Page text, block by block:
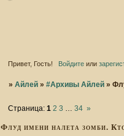
Привет, Гость! Войдитеили
»Айлей »#Архивы Айлей »
Флуд имени налета зомби.
Страница:1 2 3 … 34 »